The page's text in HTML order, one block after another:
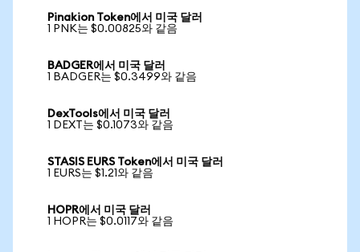
Pinakion Token에서 미국 달러
1 PNK는 $0.00825와 같음
BADGER에서 미국 달러
1 BADGER는 $0.3499와 같음
DexTools에서 미국 달러
1 DEXT는 $0.1073와 같음
STASIS EURS Token에서 미국 달러
1 EURS는 $1.21와 같음
HOPR에서 미국 달러
1 HOPR는 $0.0117와 같음